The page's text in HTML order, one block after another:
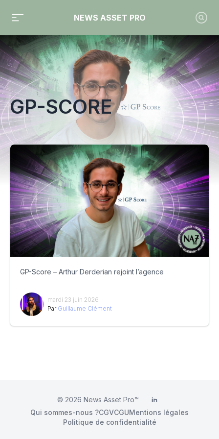
NEWS ASSET PRO
Toute l'actualité sur le tag "GP-Score"
GP-SCORE
GP-Score – Arthur Derderian rejoint l’agence
mardi 23 juin 2026
Par Guillaume Clément
© 2026 News Asset Pro™ LinkedIn
Qui sommes-nous ?CGVCGUMentions légales
Politique de confidentialité